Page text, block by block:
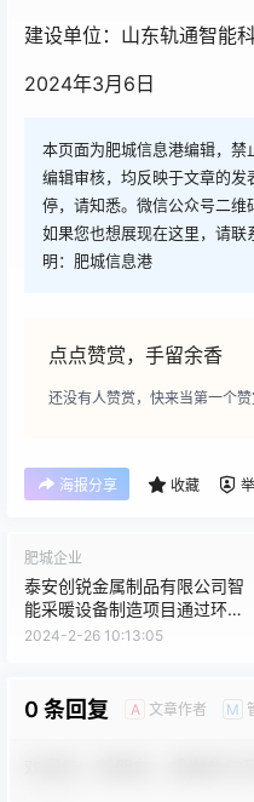
建设单位：山东轨通智能
2024年3月6日
本页面为肥城信息港编辑，禁
编辑审核，均反映于文章的
停，请知悉。微信公众号二维
如果您也想展现在这里，请
明：肥城信息港
点点赞赏，手留余香
还没有人赞赏，快来当第一个赞
海报分享 收藏
肥城企业
泰安创锐金属制品有限公司智
能采暖设备制造项目通过环境
保护验收工作的公示
2024-2-26 10:13:05
0 条回复 A 文章作者 M